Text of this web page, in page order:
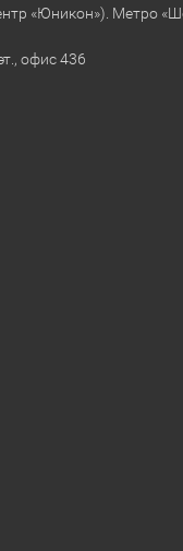
«Юникон»). Метро
офис 436